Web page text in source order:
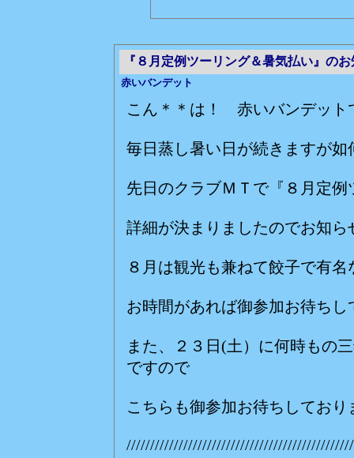
『８月定例ツーリング＆暑気払い』の
赤いバンデット
こん＊＊は！ 赤いバンデット
毎日蒸し暑い日が続きますが
先日のクラブＭＴで『８月定例
詳細が決まりましたのでお知ら
８月は観光も兼ねて餃子で有
お時間があれば御参加お待ちし
また、２３日(土）に何時もの
ですので
こちらも御参加お待ちしており